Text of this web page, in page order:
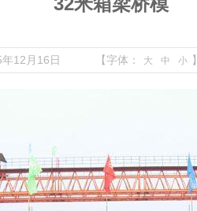
12月16日 【字体： 大 中 小 】